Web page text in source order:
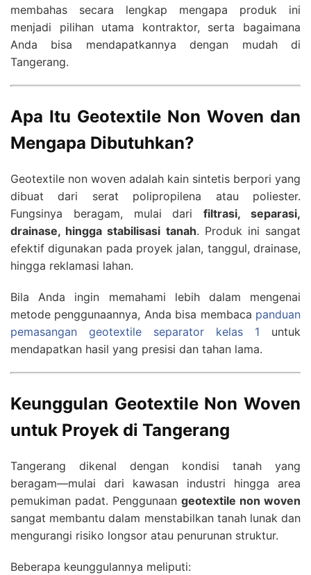
membahas secara lengkap mengapa produk ini
menjadi pilihan utama kontraktor, serta bagaimana
Anda bisa mendapatkannya dengan mudah di
Tangerang.
Apa Itu Geotextile Non Woven dan
Mengapa Dibutuhkan?
Geotextile non woven adalah kain sintetis berpori yang
dibuat dari serat polipropilena atau poliester.
Fungsinya beragam, mulai darifiltrasi, separasi,
drainase, hingga stabilisasi tanah. Produk ini sangat
efektif digunakan pada proyek jalan, tanggul, drainase,
hingga reklamasi lahan.
Bila Anda ingin memahami lebih dalam mengenai
metode penggunaannya, Anda bisa membaca panduan
pemasangan geotextile separator kelas 1 untuk
mendapatkan hasil yang presisi dan tahan lama.
Keunggulan Geotextile Non Woven
untuk Proyek di Tangerang
Tangerang dikenal dengan kondisi tanah yang
beragam—mulai dari kawasan industri hingga area
pemukiman padat. Penggunaan geotextile non woven
sangat membantu dalam menstabilkan tanah lunak dan
mengurangi risiko longsor atau penurunan struktur.
Beberapa keunggulannya meliputi: